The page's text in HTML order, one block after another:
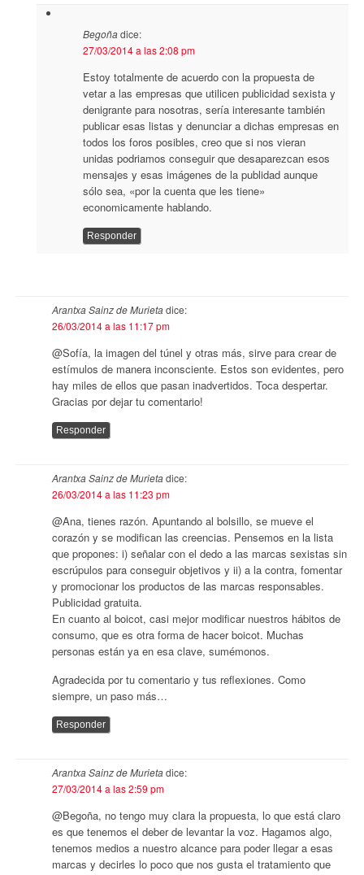
Begoñadice:
27/03/2014 a las 2:08 pm
Estoy totalmente de acuerdo con la propuesta de
vetar a las empresas que utilicen publicidad sexista y
denigrante para nosotras, sería interesante también
publicar esas listas y denunciar a dichas empresas en
todos los foros posibles, creo que si nos vieran
unidas podriamos conseguir que desaparezcan esos
mensajes y esas imágenes de la publidad aunque
sólo sea, «por la cuenta que les tiene»
economicamente hablando.
Responder
Arantxa Sainz de Murietadice:
26/03/2014 a las 11:17 pm
@Sofía, la imagen del túnel y otras más, sirve para crear de
estímulos de manera inconsciente. Estos son evidentes, pero
hay miles de ellos que pasan inadvertidos. Toca despertar.
Gracias por dejar tu comentario!
Responder
Arantxa Sainz de Murietadice:
26/03/2014 a las 11:23 pm
@Ana, tienes razón. Apuntando al bolsillo, se mueve el
corazón y se modifican las creencias. Pensemos en la lista
que propones: i) señalar con el dedo a las marcas sexistas sin
escrúpulos para conseguir objetivos y ii) a la contra, fomentar
y promocionar los productos de las marcas responsables.
Publicidad gratuita.
En cuanto al boicot, casi mejor modificar nuestros hábitos de
consumo, que es otra forma de hacer boicot. Muchas
personas están ya en esa clave, sumémonos.
Agradecida por tu comentario y tus reflexiones. Como
siempre, un paso más…
Responder
Arantxa Sainz de Murietadice:
27/03/2014 a las 2:59 pm
@Begoña, no tengo muy clara la propuesta, lo que está claro
es que tenemos el deber de levantar la voz. Hagamos algo,
tenemos medios a nuestro alcance para poder llegar a esas
marcas y decirles lo poco que nos gusta el tratamiento que